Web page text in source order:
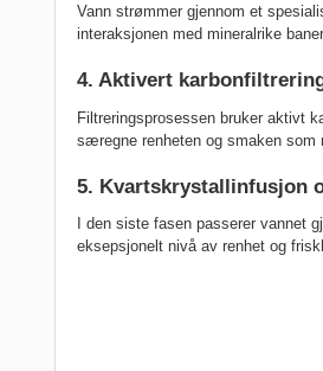
Vann strømmer gjennom et
interaksjonen med mineralrike
4. Aktivert
Filtreringsprosessen bruker aktivt
særegne renheten og smaken som
5. Kvartskrystallinfusjon
I den siste fasen passerer vannet
eksepsjonelt nivå av renhet og